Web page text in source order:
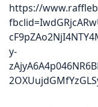
https://
y-